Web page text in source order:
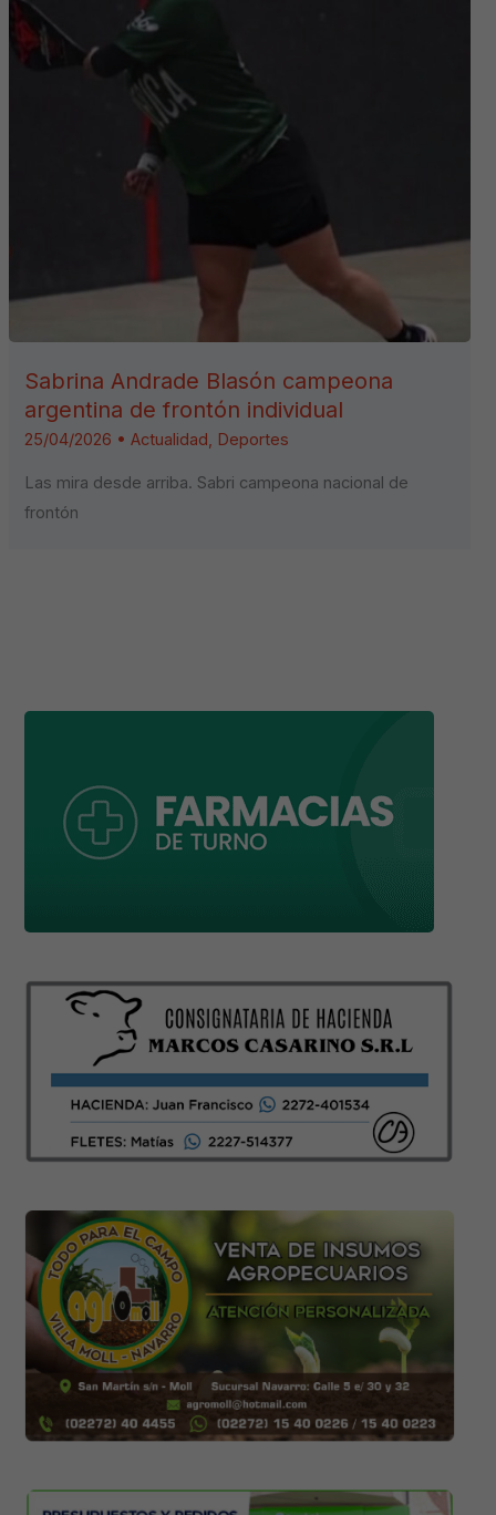
Sabrina Andrade Blasón campeona
argentina de frontón individual
25/04/2026 •Actualidad, Deportes
Las mira desde arriba. Sabri campeona nacional de
frontón